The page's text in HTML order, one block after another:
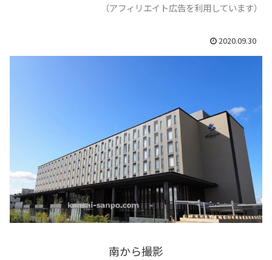
（アフィリエイト広告を利用しています）
2020.09.30
南から撮影